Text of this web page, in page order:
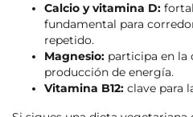
Calcio y vitamina D:
fundamental para
repetido.
Magnesio: participa en la
producción de energía.
Vitamina B12: clave para